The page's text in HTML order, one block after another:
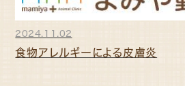
2024.11.02
食物アレルギーによる皮膚炎